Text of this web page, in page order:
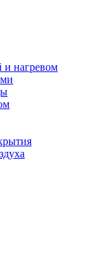
и нагревом